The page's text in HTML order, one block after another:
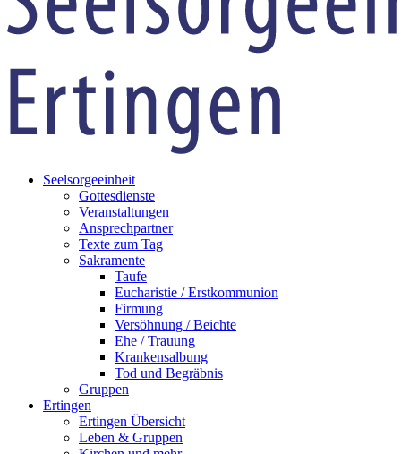
Seelsorgeeinheit
Gottesdienste
Veranstaltungen
Ansprechpartner
Texte zum Tag
Sakramente
Taufe
Eucharistie / Erstkommunion
Firmung
Versöhnung / Beichte
Ehe / Trauung
Krankensalbung
Tod und Begräbnis
Gruppen
Ertingen
Ertingen Übersicht
Leben & Gruppen